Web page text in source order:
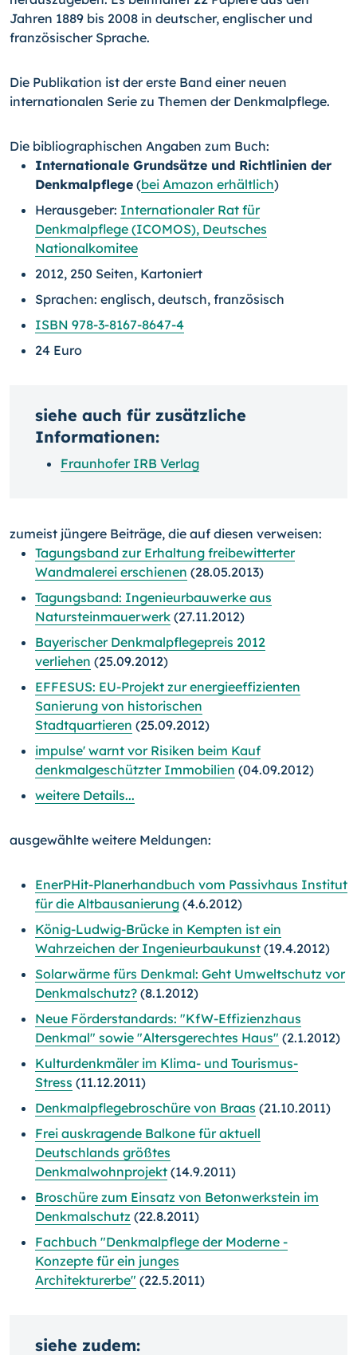
Jahren 1889 bis 2008 in deutscher, englischer und
franzö­sischer Sprache.
Die Publikation ist der erste Band einer neuen
internationalen Serie zu Themen der Denkmalpflege.
Die bibliographischen Angaben zum Buch:
Internationale Grundsätze und Richtlinien der
Denkmalpflege (bei Amazon erhältlich)
Herausgeber: Internationaler Rat für
Denkmalpflege (ICOMOS), Deutsches
Nationalkomitee
2012, 250 Seiten, Kartoniert
Sprachen: englisch, deutsch, französisch
ISBN 978-3-8167-8647-4
24 Euro
siehe auch für zusätzliche
Informationen:
Fraunhofer IRB Verlag
zumeist jüngere Beiträge, die auf diesen verweisen:
Tagungsband zur Erhaltung freibewitterter
Wandmalerei erschienen (28.05.2013)
Tagungsband: Ingenieurbauwerke aus
Natursteinmauerwerk (27.11.2012)
Bayerischer Denkmalpflegepreis 2012
verliehen (25.09.2012)
EFFESUS: EU-Projekt zur energieeffizienten
Sanierung von historischen
Stadtquartieren (25.09.2012)
impulse' warnt vor Risiken beim Kauf
denkmalgeschützter Immobilien (04.09.2012)
weitere Details...
ausgewählte weitere Meldungen:
EnerPHit-Planerhandbuch vom Passivhaus Institut
für die Altbausanierung (4.6.2012)
König-Ludwig-Brücke in Kempten ist ein
Wahrzeichen der Ingenieurbaukunst (19.4.2012)
Solarwärme fürs Denkmal: Geht Umweltschutz vor
Denkmalschutz? (8.1.2012)
Neue Förderstandards: "KfW-Effizienzhaus
Denkmal" sowie "Altersgerechtes Haus" (2.1.2012)
Kulturdenkmäler im Klima- und Tourismus-
Stress (11.12.2011)
Denkmalpflegebroschüre von Braas (21.10.2011)
Frei auskragende Balkone für aktuell
Deutschlands größtes
Denkmalwohnprojekt (14.9.2011)
Broschüre zum Einsatz von Betonwerkstein im
Denkmalschutz (22.8.2011)
Fachbuch "Denkmalpflege der Moderne -
Konzepte für ein junges
Architekturerbe" (22.5.2011)
siehe zudem: